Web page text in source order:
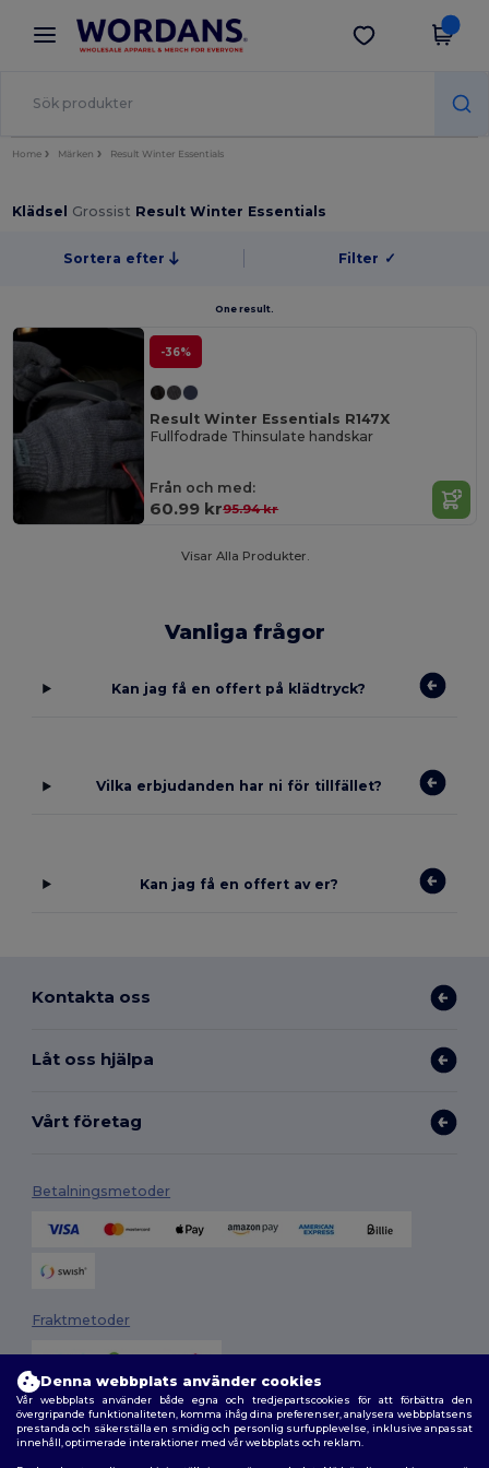
× Wordans-app
Bättre priser i appen!
Hämta app
Home Märken Result Winter Essentials
Klädsel Grossist Result Winter Essentials
Sortera efter Filter ✓
One result.
-36%
Result Winter Essentials R147X
Fullfodrade Thinsulate handskar
Från och med:
60.99 kr95.94 kr
Visar Alla Produkter.
Vanliga frågor
Kan jag få en offert på klädtryck?
Vilka erbjudanden har ni för tillfället?
Kan jag få en offert av er?
Kontakta oss
Låt oss hjälpa
Vårt företag
Betalningsmetoder
Fraktmetoder
Denna webbplats använder cookies
Vår webbplats använder både egna och tredjepartscookies för att förbättra den
övergripande funktionaliteten, komma ihåg dina preferenser, analysera webbplatsens
prestanda och säkerställa en smidig och personlig surfupplevelse, inklusive anpassat
innehåll, optimerade interaktioner med vår webbplats och reklam.